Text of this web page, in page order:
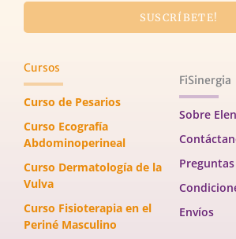
SUSCRÍBETE!
Cursos
Curso de Pesarios
Curso Ecografía
Abdominoperineal
Curso Dermatología de la
Vulva
Curso Fisioterapia en el
Periné Masculino
FiSinergia
Sobre
Envíos